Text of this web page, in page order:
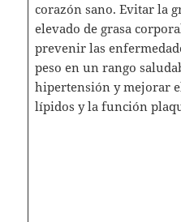
corazón sano. Evitar la
elevado de grasa
prevenir las
peso en un rango
hipertensión y mejorar
lípidos y la función